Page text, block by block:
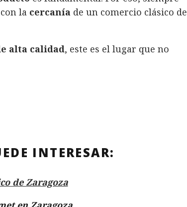
con la cercanía de un comercio clásico de
alta calidad, este es el lugar que no
INTERESAR:
de Zaragoza